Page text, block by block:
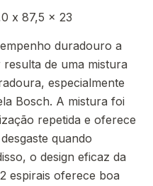
x 87,5 x 23
duradouro a
de uma mistura
especialmente
Bosch. A mistura foi
repetida e oferece
quando
o design eficaz da
espirais oferece boa